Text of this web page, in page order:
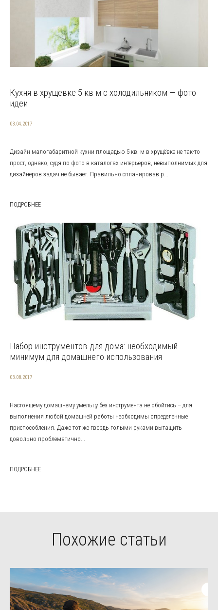
Кухня в хрущевке 5 кв м с холодильником — фото
идеи
03.04.2017
Дизайн малогабаритной кухни площадью 5 кв. м в хрущёвке не так-то
прост, однако, судя по фото в каталогах интерьеров, невыполнимых для
дизайнеров задач не бывает. Правильно спланировав р...
ПОДРОБНЕЕ
Набор инструментов для дома: необходимый
минимум для домашнего использования
03.08.2017
Настоящему домашнему умельцу без инструмента не обойтись – для
выполнения любой домашней работы необходимы определенные
приспособления. Даже тот же гвоздь голыми руками вытащить
довольно проблематично...
ПОДРОБНЕЕ
Похожие статьи